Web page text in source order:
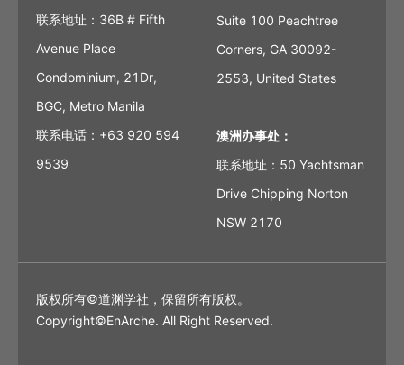
联系地址：36B # Fifth
Avenue Place
Condominium, 21Dr,
BGC, Metro Manila
联系电话：+63 920 594
9539
Suite 100 Peachtree
Corners, GA 30092-
2553, United States
澳洲办事处：
联系地址：50 Yachtsman
Drive Chipping Norton
NSW 2170
版权所有©道渊学社，保留所有版权。
Copyright©EnArche. All Right Reserved.